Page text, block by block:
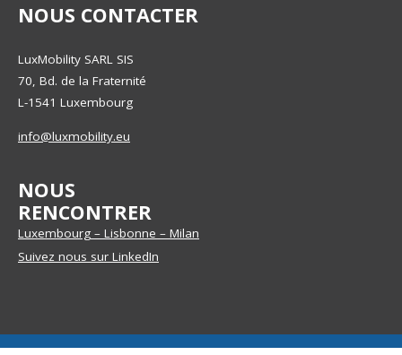
NOUS CONTACTER
LuxMobility SARL SIS
70, Bd. de la Fraternité
L-1541 Luxembourg
info@luxmobility.eu
NOUS
RENCONTRER
Luxembourg – Lisbonne – Milan
Suivez nous sur LinkedIn